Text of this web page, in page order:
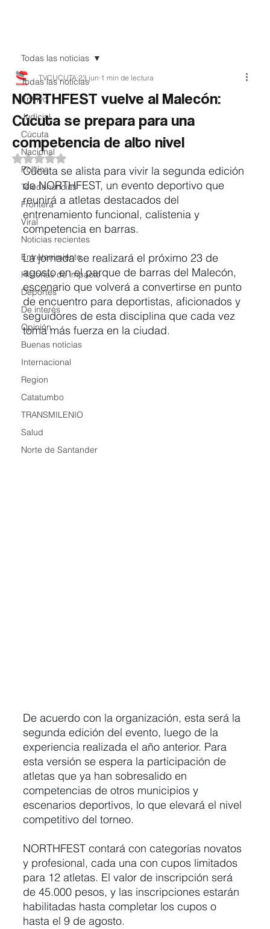
Todas las noticias
EnVivo
Judicial
Cúcuta
Nacional
Política
Teledenuncias
Frontera
Viral
Noticias recientes
Entretenimiento
Historias de impacto
Deportes
De interés
Opinión
Buenas noticias
Internacional
Region
Catatumbo
TRANSMILENIO
Salud
Norte de Santander
Todas las noticias
NORTHFEST vuelve al Malecón:
Cúcuta se prepara para una
competencia de alto nivel
TVCUCUTA 23 jun 1 min de lectura
Obtuvo NaN de 5 estrellas.
Cúcuta se alista para vivir la segunda edición
de NORTHFEST, un evento deportivo que
reunirá a atletas destacados del
entrenamiento funcional, calistenia y
competencia en barras.
La jornada se realizará el próximo 23 de
agosto en el parque de barras del Malecón,
escenario que volverá a convertirse en punto
de encuentro para deportistas, aficionados y
seguidores de esta disciplina que cada vez
toma más fuerza en la ciudad.
De acuerdo con la organización, esta será la
segunda edición del evento, luego de la
experiencia realizada el año anterior. Para
esta versión se espera la participación de
atletas que ya han sobresalido en
competencias de otros municipios y
escenarios deportivos, lo que elevará el nivel
competitivo del torneo.
NORTHFEST contará con categorías novatos
y profesional, cada una con cupos limitados
para 12 atletas. El valor de inscripción será
de 45.000 pesos, y las inscripciones estarán
habilitadas hasta completar los cupos o
hasta el 9 de agosto.